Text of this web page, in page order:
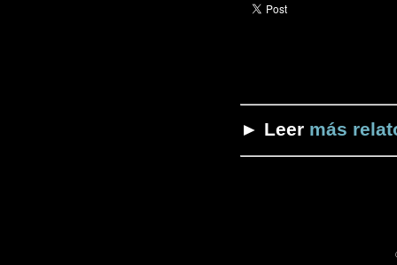
► Leer más